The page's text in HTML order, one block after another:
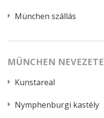
München szállás
MÜNCHEN
Kunstareal
Nymphenburgi kastély